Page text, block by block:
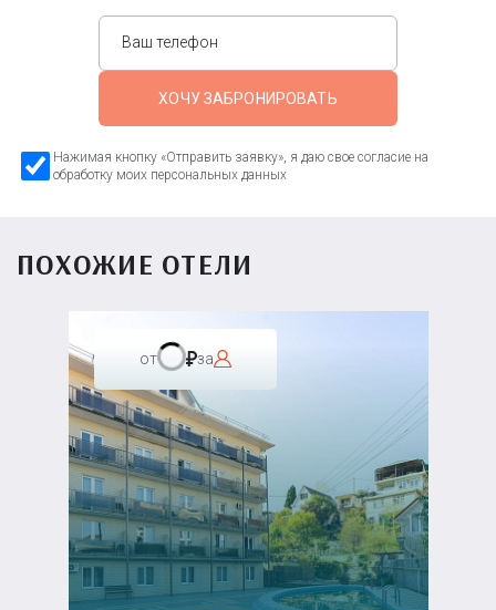
ХОЧУ ЗАБРОНИРОВАТЬ
Нажимая кнопку «Отправить заявку», я даю свое согласие на
обработку моих персональных данных
ПОХОЖИЕ ОТЕЛИ
от за